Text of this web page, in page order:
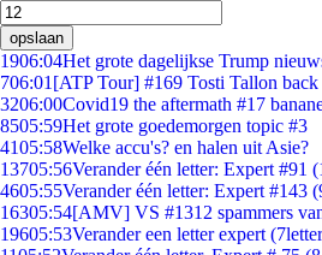
opslaan
1906:04Het grote dagelijkse Trump
706:01 [ATP Tour] #169 Tosti Tallon
3206:00Covid19 the aftermath #17
8505:59Het grote goedemorgen topic #3
4105:58Welke accu's? en halen uit Asie?
13705:56Verander één letter: Expert #91
4605:55Verander één letter: Expert #143
16305:54[AMV] VS #1312 spammers
19605:53Verander een letter expert